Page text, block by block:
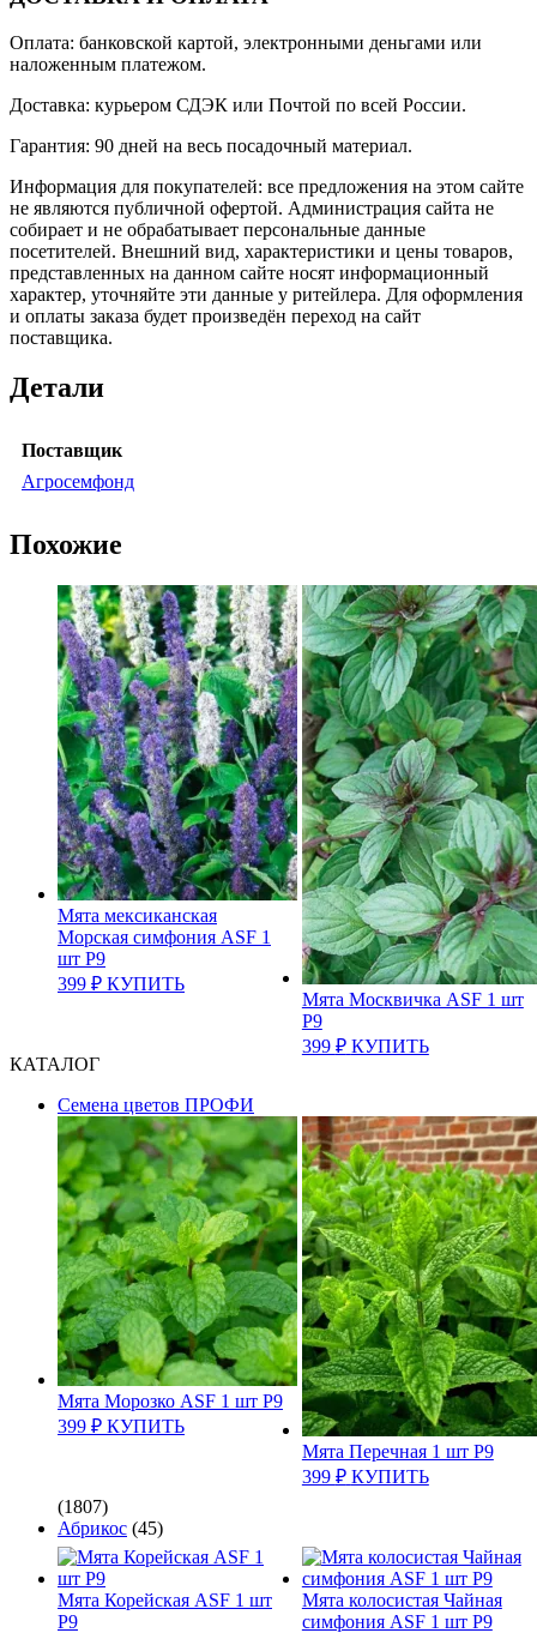
Оплата: банковской картой, электронными деньгами или
наложенным платежом.
Доставка: курьером СДЭК или Почтой по всей России.
Гарантия: 90 дней на весь посадочный материал.
Информация для покупателей: все предложения на этом сайте
не являются публичной офертой. Администрация сайта не
собирает и не обрабатывает персональные данные
посетителей. Внешний вид, характеристики и цены товаров,
представленных на данном сайте носят информационный
характер, уточняйте эти данные у ритейлера. Для оформления
и оплаты заказа будет произведён переход на сайт
поставщика.
Детали
Поставщик
Агросемфонд
Похожие
Мята мексиканская
Морская симфония ASF 1
шт Р9
399 ₽ КУПИТЬ
Мята Москвичка ASF 1 шт
Р9
399 ₽ КУПИТЬ
Мята Морозко ASF 1 шт Р9
399 ₽ КУПИТЬ
Мята Перечная 1 шт Р9
399 ₽ КУПИТЬ
Мята Корейская ASF 1 шт
Р9
Мята колосистая Чайная
симфония ASF 1 шт Р9
КАТАЛОГ
Cемена цветов ПРОФИ
(1807)
Абрикос (45)